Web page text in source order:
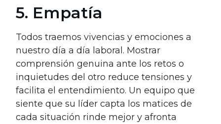
5. Empatía
Todos traemos vivencias y emociones a
nuestro día a día laboral. Mostrar
comprensión genuina ante los retos o
inquietudes del otro reduce tensiones y
facilita el entendimiento. Un equipo que
siente que su líder capta los matices de
cada situación rinde mejor y afronta